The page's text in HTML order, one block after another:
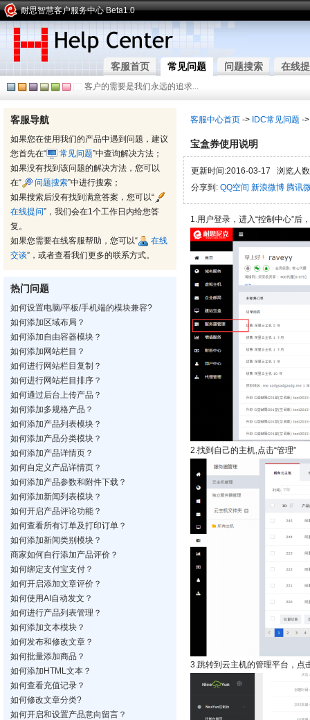
耐思智慧客户服务中心 Beta1.0
客服首页 常见问题 问题搜索 在线
客户的需要是我们永远的追求...
客服导航
如果您在使用我们的产品中遇到问题，建议
您首先在“
常见问题”中查询解决方法；
如果没有找到该问题的解决方法，您可以
在“
问题搜索”中进行搜索；
如果搜索后没有找到满意答案，您可以“
在线提问”，我们会在1个工作日内给您答
复。
如果您需要在线客服帮助，您可以“
在线
交谈”，或者查看我们更多的联系方式。
热门问题
如何设置电脑/平板/手机端的模块兼容?
如何添加区域布局？
如何添加自由容器模块？
如何添加网站栏目？
如何进行网站栏目复制？
如何进行网站栏目排序？
如何通过后台上传产品？
如何添加多规格产品？
如何添加产品列表模块？
如何添加产品分类模块？
如何添加产品详情页？
如何自定义产品详情页？
如何添加产品参数和附件下载？
如何添加新闻列表模块？
如何开启产品评论功能？
如何查看所有订单及打印订单？
如何添加新闻类别模块？
商家如何自行添加产品评价？
如何绑定支付宝支付？
如何开启添加文章评价？
如何使用AI自动发文？
如何进行产品列表管理？
如何添加文本模块？
如何发布和修改文章？
如何批量添加商品？
如何添加HTML文本？
如何查看充值记录？
如何修改文章分类?
如何开启和设置产品意向留言？
客服中心首页 -> IDC常见问题 -
宝盒券使用说明
更新时间:2016-03-17 浏览人
分享到: QQ空间 新浪微博 腾讯
1.用户登录，进入“控制中心”后
2.找到自己的主机,点击“管理”
3.跳转到云主机的管理平台，点